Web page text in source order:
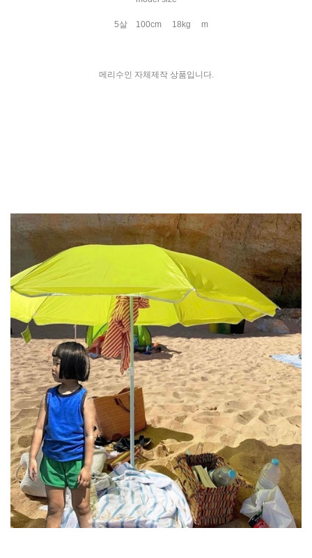
5살 100cm 18kg m
메리수인 자체제작 상품입니다.